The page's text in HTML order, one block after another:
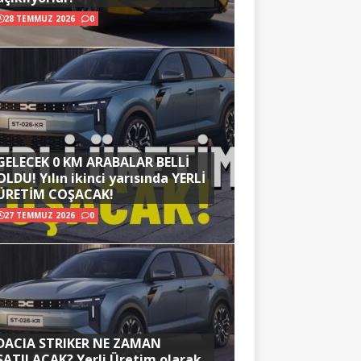
28 TEMMUZ 2026 0
0 KM ARABALAR BELLİ
Yılın ikinci yarısında YERLİ
COŞACAK!
27 TEMMUZ 2026 0
STRIKER NE ZAMAN